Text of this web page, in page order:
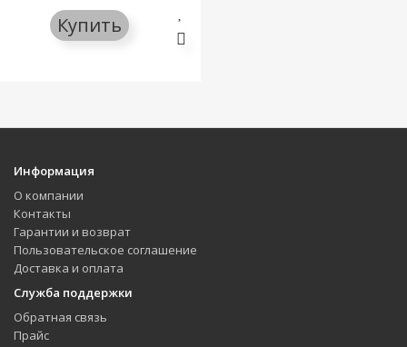
Купить
Информация
О компании
Контакты
Гарантии и возврат
Пользовательское соглашение
Доставка и оплата
Служба поддержки
Обратная связь
Прайс